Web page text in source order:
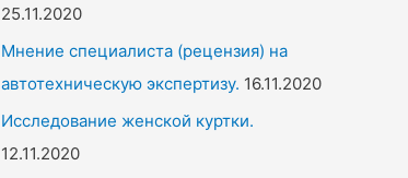
25.11.2020
Мнение специалиста (рецензия) на
автотехническую экспертизу. 16.11.2020
Исследование женской куртки.
12.11.2020